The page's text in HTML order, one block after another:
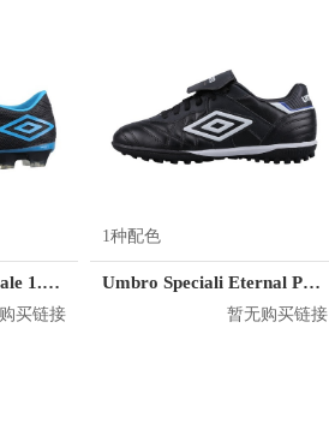
Umbro Accerator Gale 1.3 Pro HG
买链接
1种配色
Umbro Speciali Eternal Premier TF
暂无购买链接